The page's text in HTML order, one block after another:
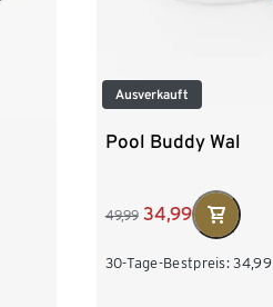
Ausverkauft
Pool Buddy Wal
49,99 34,99
30-Tage-Bestpreis: 34,99